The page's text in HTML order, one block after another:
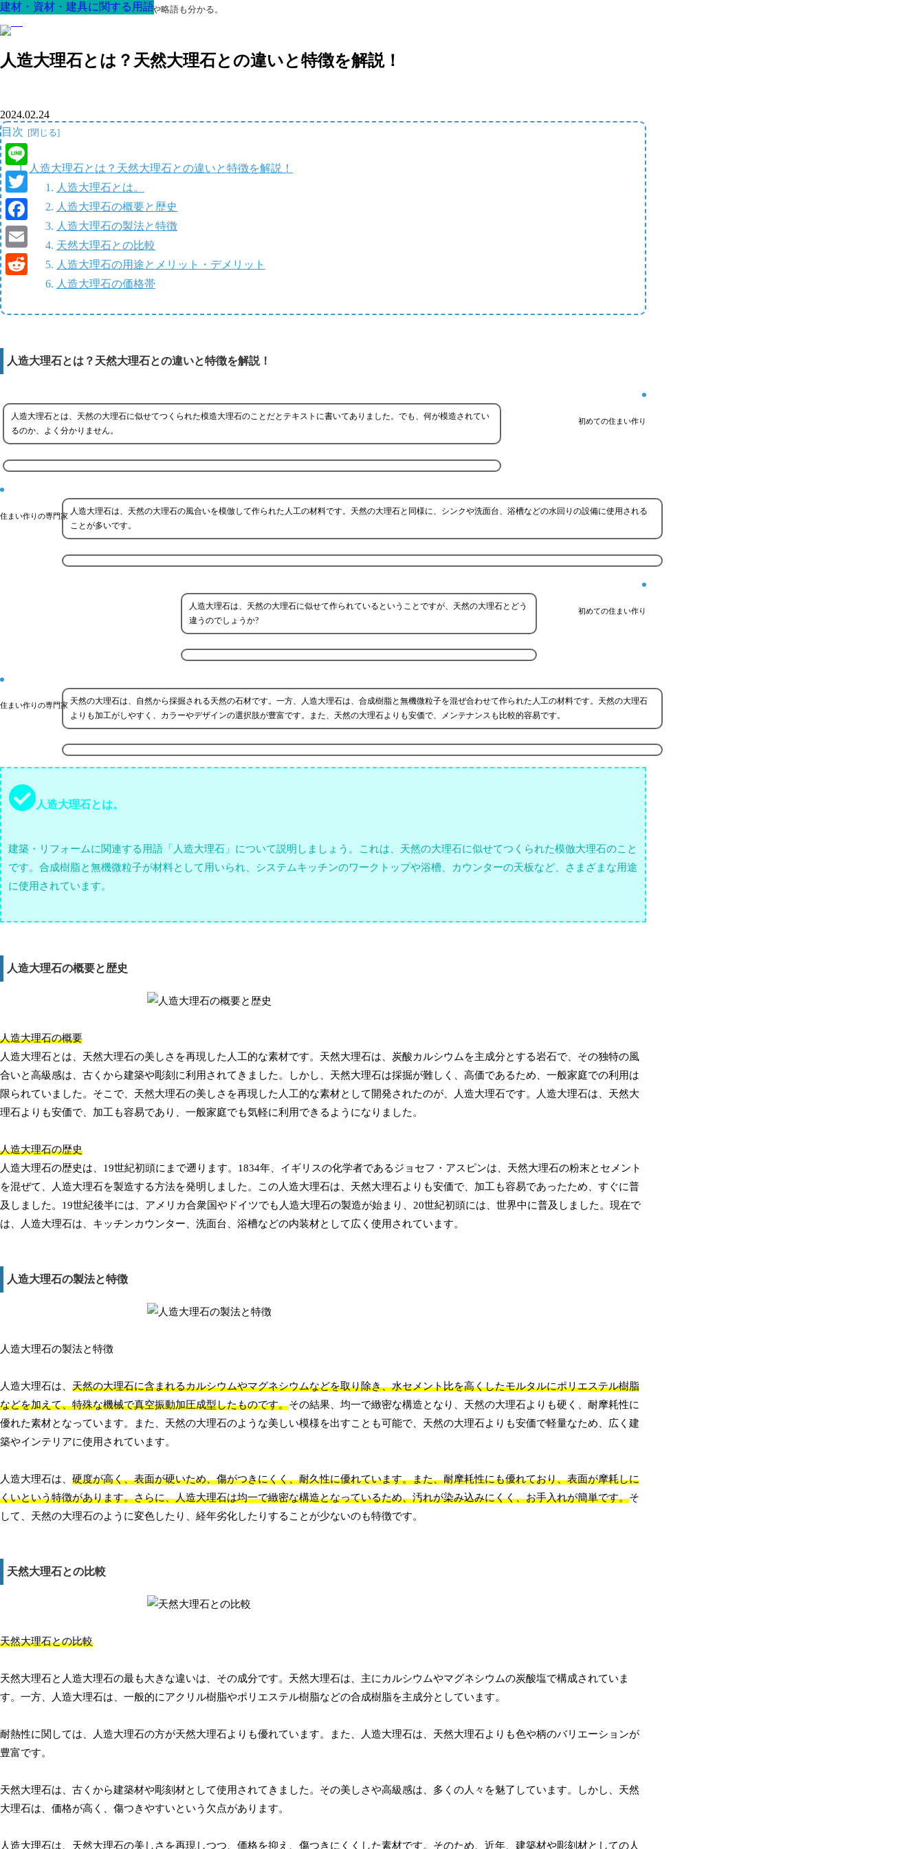
最高の家を作るための知識！専門用語や略語も分かる。
人造大理石とは？天然大理石との違いと特徴を解説！
建材・資材・建具に関する用語
2024.02.24
目次
人造大理石とは？天然大理石との違いと特徴を解説！
人造大理石とは。
人造大理石の概要と歴史
人造大理石の製法と特徴
天然大理石との比較
人造大理石の用途とメリット・デメリット
人造大理石の価格帯
人造大理石とは？天然大理石との違いと特徴を解説！
初めての住まい作り
人造大理石とは、天然の大理石に似せてつくられた模造大理石のことだとテキストに書いてありました。でも、何が模造されてい
るのか、よく分かりません。
住まい作りの専門家 人造大理石は、天然の大理石の風合いを模倣して作られた人工の材料です。天然の大理石と同様に、シンクや洗面台、浴槽などの水回りの設備に使用される
ことが多いです。
初めての住まい作り
人造大理石は、天然の大理石に似せて作られているということですが、天然の大理石とどう
違うのでしょうか?
住まい作りの専門家 天然の大理石は、自然から採掘される天然の石材です。一方、人造大理石は、合成樹脂と無機微粒子を混ぜ合わせて作られた人工の材料です。天然の大理石
よりも加工がしやすく、カラーやデザインの選択肢が豊富です。また、天然の大理石よりも安価で、メンテナンスも比較的容易です。
人造大理石とは。
建築・リフォームに関連する用語「人造大理石」について説明しましょう。これは、天然の大理石に似せてつくられた模倣大理石のこと
です。合成樹脂と無機微粒子が材料として用いられ、システムキッチンのワークトップや浴槽、カウンターの天板など、さまざまな用途
に使用されています。
人造大理石の概要と歴史
人造大理石の概要
人造大理石とは、天然大理石の美しさを再現した人工的な素材です。天然大理石は、炭酸カルシウムを主成分とする岩石で、その独特の風
合いと高級感は、古くから建築や彫刻に利用されてきました。しかし、天然大理石は採掘が難しく、高価であるため、一般家庭での利用は
限られていました。そこで、天然大理石の美しさを再現した人工的な素材として開発されたのが、人造大理石です。人造大理石は、天然大
理石よりも安価で、加工も容易であり、一般家庭でも気軽に利用できるようになりました。
人造大理石の歴史
人造大理石の歴史は、19世紀初頭にまで遡ります。1834年、イギリスの化学者であるジョセフ・アスピンは、天然大理石の粉末とセメント
を混ぜて、人造大理石を製造する方法を発明しました。この人造大理石は、天然大理石よりも安価で、加工も容易であったため、すぐに普
及しました。19世紀後半には、アメリカ合衆国やドイツでも人造大理石の製造が始まり、20世紀初頭には、世界中に普及しました。現在で
は、人造大理石は、キッチンカウンター、洗面台、浴槽などの内装材として広く使用されています。
人造大理石の製法と特徴
人造大理石の製法と特徴
人造大理石は、 天然の大理石に含まれるカルシウムやマグネシウムなどを取り除き、水セメント比を高くしたモルタルにポリエステル樹脂
などを加えて、特殊な機械で真空振動加圧成型したものです。その結果、均一で緻密な構造となり、天然の大理石よりも硬く、耐摩耗性に
優れた素材となっています。また、天然の大理石のような美しい模様を出すことも可能で、天然の大理石よりも安価で軽量なため、広く建
築やインテリアに使用されています。
人造大理石は、 硬度が高く、表面が硬いため、傷がつきにくく、耐久性に優れています。また、耐摩耗性にも優れており、表面が摩耗しに
くいという特徴があります。さらに、人造大理石は均一で緻密な構造となっているため、汚れが染み込みにくく、お手入れが簡単です。そ
して、天然の大理石のように変色したり、経年劣化したりすることが少ないのも特徴です。
天然大理石との比較
天然大理石との比較
天然大理石と人造大理石の最も大きな違いは、その成分です。天然大理石は、主にカルシウムやマグネシウムの炭酸塩で構成されていま
す。一方、人造大理石は、一般的にアクリル樹脂やポリエステル樹脂などの合成樹脂を主成分としています。
耐熱性に関しては、人造大理石の方が天然大理石よりも優れています。また、人造大理石は、天然大理石よりも色や柄のバリエーションが
豊富です。
天然大理石は、古くから建築材や彫刻材として使用されてきました。その美しさや高級感は、多くの人々を魅了しています。しかし、天然
大理石は、価格が高く、傷つきやすいという欠点があります。
人造大理石は、天然大理石の美しさを再現しつつ、価格を抑え、傷つきにくくした素材です。そのため、近年、建築材や彫刻材としての人
建材・資材・建具に関する用語
建材・資材・建具に関する用語
建材・資材・建具に関する用語
建材・資材・建具に関する用語
建材・資材・建具に関する用語
建材・資材・建具に関する用語
Line
Twitter
Facebook
Email